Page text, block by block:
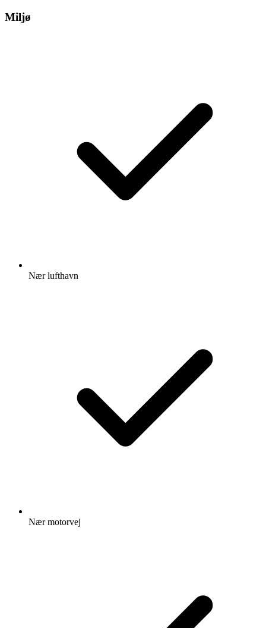
Miljø
Nær lufthavn
Nær motorvej